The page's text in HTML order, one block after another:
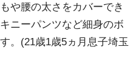
や腰の太さをカバーでき
ニーパンツなど細身のボ
。(21歳1歳5ヵ月息子埼玉